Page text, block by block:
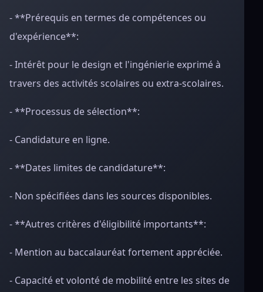
- **Prérequis en termes de compétences ou
d'expérience**:
- Intérêt pour le design et l'ingénierie exprimé à
travers des activités scolaires ou extra-scolaires.
- **Processus de sélection**:
- Candidature en ligne.
- **Dates limites de candidature**:
- Non spécifiées dans les sources disponibles.
- **Autres critères d'éligibilité importants**:
- Mention au baccalauréat fortement appréciée.
- Capacité et volonté de mobilité entre les sites de